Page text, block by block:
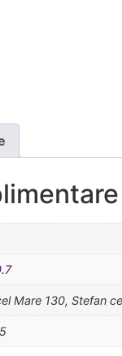
Mare 130, Stefan